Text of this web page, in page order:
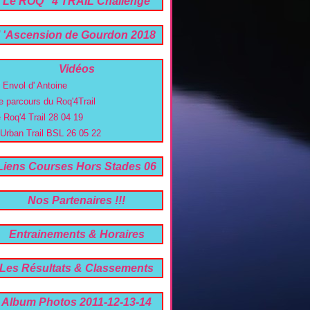
'Ascension de Gourdon 2018
Vidéos
Envol d' Antoine
parcours du Roq'4Trail
Roq'4 Trail 28 04 19
Trail BSL 26 05 22
Courses Hors Stades 06
Nos Partenaires !!!
Entrainements & Horaires
Les Résultats & Classements
Album Photos 2011-12-13-14